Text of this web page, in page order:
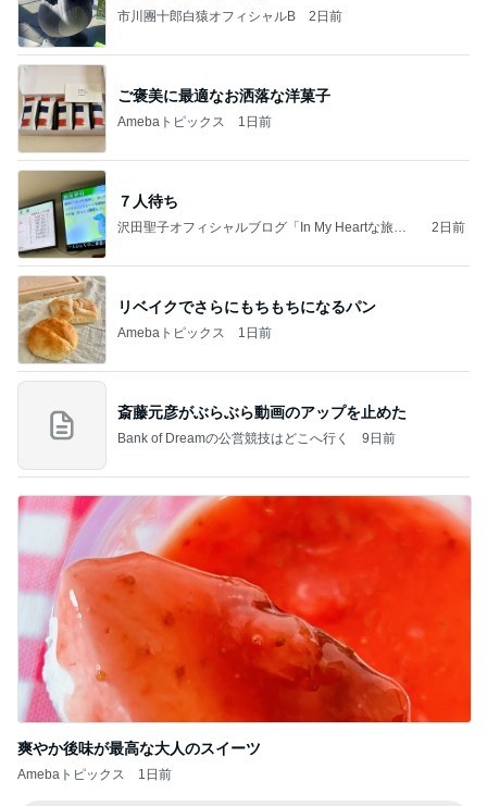
市川團十郎白猿オフィシャルB 2日前
ご褒美に最適なお洒落な洋菓子
Amebaトピックス 1日前
７人待ち
沢田聖子オフィシャルブログ「In My Heartな旅日
2日前
リベイクでさらにもちもちになるパン
Amebaトピックス 1日前
斎藤元彦がぶらぶら動画のアップを止めた
Bank of Dreamの公営競技はどこへ行く 9日前
爽やか後味が最高な大人のスイーツ
Amebaトピックス 1日前